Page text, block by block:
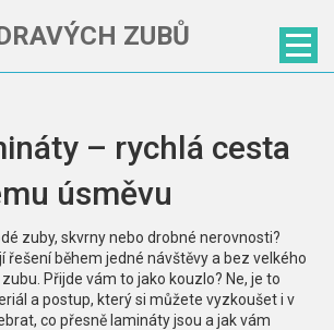
ZUBŮ
– rychlá cesta
úsměvu
zuby, skvrny nebo drobné nerovnosti?
řešení během jedné návštěvy a bez velkého
Přijde vám to jako kouzlo? Ne, je to
a postup, který si můžete vyzkoušet i v
co přesně lamináty jsou a jak vám